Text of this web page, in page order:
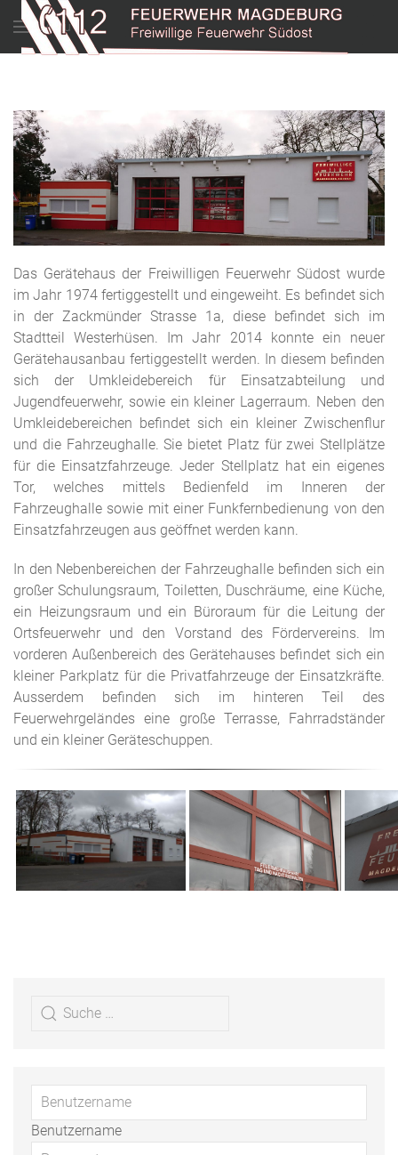
Menu
Das Gerätehaus der Freiwilligen Feuerwehr Südost wurde
im Jahr 1974 fertiggestellt und eingeweiht. Es befindet sich
in der Zackmünder Strasse 1a, diese befindet sich im
Stadtteil Westerhüsen. Im Jahr 2014 konnte ein neuer
Gerätehausanbau fertiggestellt werden. In diesem befinden
sich der Umkleidebereich für Einsatzabteilung und
Jugendfeuerwehr, sowie ein kleiner Lagerraum. Neben den
Umkleidebereichen befindet sich ein kleiner Zwischenflur
und die Fahrzeughalle. Sie bietet Platz für zwei Stellplätze
für die Einsatzfahrzeuge. Jeder Stellplatz hat ein eigenes
Tor, welches mittels Bedienfeld im Inneren der
Fahrzeughalle sowie mit einer Funkfernbedienung von den
Einsatzfahrzeugen aus geöffnet werden kann.
In den Nebenbereichen der Fahrzeughalle befinden sich ein
großer Schulungsraum, Toiletten, Duschräume, eine Küche,
ein Heizungsraum und ein Büroraum für die Leitung der
Ortsfeuerwehr und den Vorstand des Fördervereins. Im
vorderen Außenbereich des Gerätehauses befindet sich ein
kleiner Parkplatz für die Privatfahrzeuge der Einsatzkräfte.
Ausserdem befinden sich im hinteren Teil des
Feuerwehrgeländes eine große Terrasse, Fahrradständer
und ein kleiner Geräteschuppen.
Benutzername